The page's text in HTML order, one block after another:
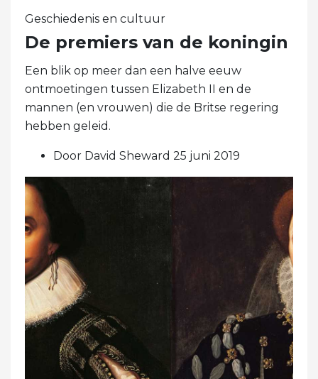
Geschiedenis en cultuur
De premiers van de koningin
Een blik op meer dan een halve eeuw
ontmoetingen tussen Elizabeth II en de
mannen (en vrouwen) die de Britse regering
hebben geleid.
Door David Sheward 25 juni 2019